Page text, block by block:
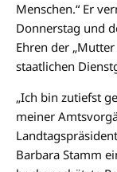
Menschen.“ Er
Donnerstag und
Ehren der
staatlichen
„Ich bin zutiefst
meiner
Barbara Stamm